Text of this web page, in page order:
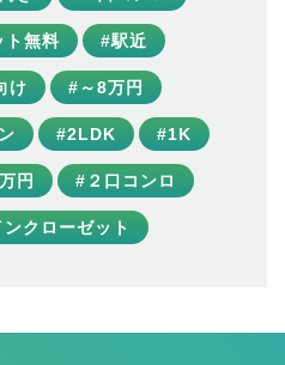
ト無料 #駅近
け #～8万円
#2LDK #1K
円 #２口コンロ
クローゼット